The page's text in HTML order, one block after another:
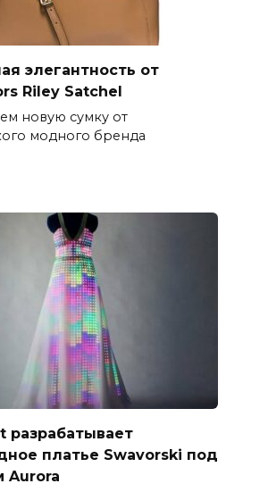
элегантность от
Riley Satchel
новую сумку от
модного бренда
разрабатывает
платье Swavorski под
Aurora